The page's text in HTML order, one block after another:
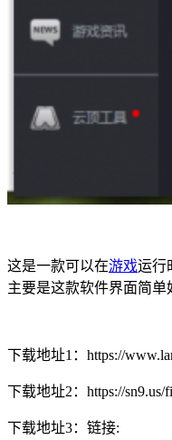
这是一款可以在游戏运行
主要是这款软件界面简单
下载地址1：https://
下载地址2：https://sn9.us/
下载地址3：链接: